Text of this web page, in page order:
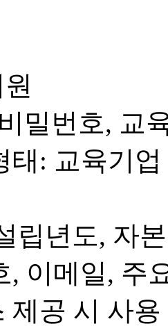
밀번호, 교
태: 교육기
립년도, 자
, 이메일, 주
제공 시 사